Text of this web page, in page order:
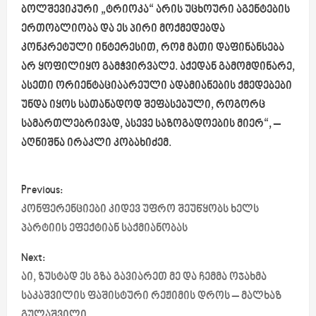
ბოლშევიკური „ტრიოკა“ არის უცხოური აგენტების
ერთობლიობა და ეს პირი მოქმედებდა
კონკრეტული ინტერესით, რომ მათი დაფინანსება
არ ყოფილიყო გამჭვირვალე. აქედან გამომდინარე,
ასეთი ორიენტაციაარეული ადამიანების ქმედებები
უნდა იყოს სათანადოდ შეფასებული, როგორც
სამართლებრივად, ასევე საზოგადოების მიერ“, –
აღნიშნა ირაკლი კობახიძემ.
P
o
t
n
Previous:
კონფერენციები კიდევ უფრო შეუწყობს ხელს
პარტიის ეფექტიან საქმიანობას
Next:
აი, ზუსტად ეს გზა გავიარეთ მე და ჩემმა ოჯახმა
საკაშვილის ფაშისტური რეჟიმის დროს – მალხაზ